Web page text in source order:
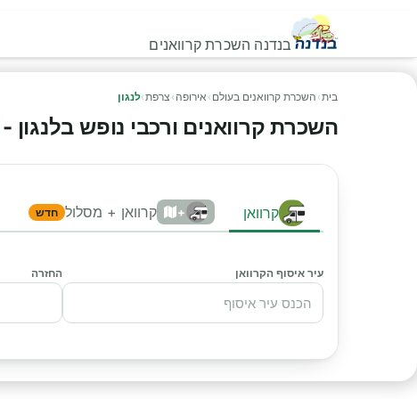
בנדנה השכרת קרוואנים
בית› השכרת קרוואנים בעולם › אירופה › צרפת›לנגון
השכרת קרוואנים ורכבי נופש בלנגון -
קרוואן + קרוואן + מסלול חדש
עיר איסוף הקרוואן החזרה